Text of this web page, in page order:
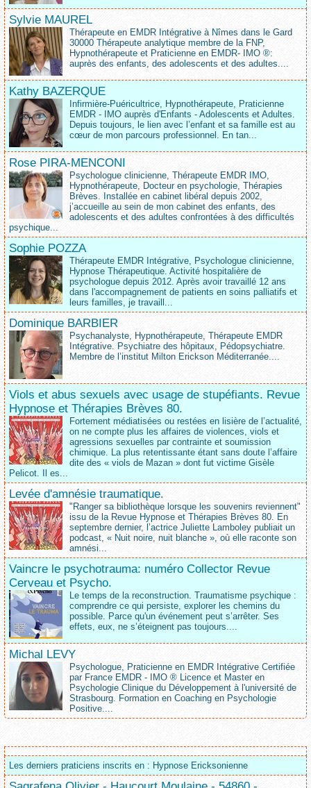
Sylvie MAUREL
Thérapeute en EMDR Intégrative à Nîmes dans le Gard
30000 Thérapeute analytique membre de la FNP,
Hypnothérapeute et Praticienne en EMDR- IMO ®:
auprès des enfants, des adolescents et des adultes....
Kathy BAZERQUE
Infirmière-Puéricultrice, Hypnothérapeute, Praticienne
EMDR - IMO auprès d'Enfants - Adolescents et Adultes.
Depuis toujours, le lien avec l’enfant et sa famille est au
cœur de mon parcours professionnel. En tan...
Rose PIRA-MENCONI
Psychologue clinicienne, Thérapeute EMDR IMO,
Hypnothérapeute, Docteur en psychologie, Thérapies
Brèves. Installée en cabinet libéral depuis 2002,
j’accueille au sein de mon cabinet des enfants, des
adolescents et des adultes confrontées à des difficultés
psychique...
Sophie POZZA
Thérapeute EMDR Intégrative, Psychologue clinicienne,
Hypnose Thérapeutique. Activité hospitalière de
psychologue depuis 2012. Après avoir travaillé 12 ans
dans l'accompagnement de patients en soins palliatifs et
leurs familles, je travaill...
Dominique BARBIER
Psychanalyste, Hypnothérapeute, Thérapeute EMDR
Intégrative. Psychiatre des hôpitaux, Pédopsychiatre.
Membre de l’institut Milton Erickson Méditerranée....
Viols et abus sexuels avec usage de stupéfiants. Revue
Hypnose et Thérapies Brèves 80.
Fortement médiatisées ou restées en lisière de l’actualité,
on ne compte plus les affaires de violences, viols et
agressions sexuelles par contrainte et soumission
chimique. La plus retentissante étant sans doute l’affaire
dite des « viols de Mazan » dont fut victime Gisèle
Pelicot. Il es...
Levée d'amnésie traumatique.
"Ranger sa bibliothèque lorsque les souvenirs reviennent"
issu de la Revue Hypnose et Thérapies Brèves 80. En
septembre dernier, l’actrice Juliette Lamboley publiait un
podcast, « Nuit noire, nuit blanche », où elle raconte son
amnési...
Vaincre le psychotrauma: numéro Collector Revue
Cerveau et Psycho.
Le temps de la reconstruction. Traumatisme psychique :
comprendre ce qui persiste, explorer les chemins du
possible. Parce qu'un événement peut s’arrêter. Ses
effets, eux, ne s’éteignent pas toujours....
Michal LEVY
Psychologue, Praticienne en EMDR Intégrative Certifiée
par France EMDR - IMO ® Licence et Master en
Psychologie Clinique du Développement à l'université de
Strasbourg. Formation en Coaching en Psychologie
Positive....
Les derniers praticiens inscrits en : Hypnose Ericksonienne